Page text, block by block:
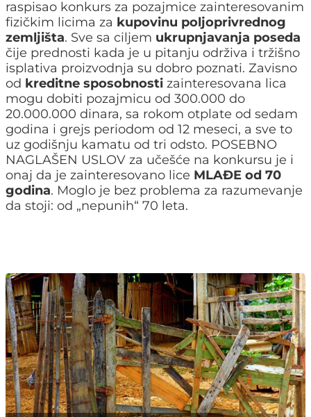
raspisao konkurs za pozajmice zainteresovanim
fizičkim licima za kupovinu poljoprivrednog
zemljišta. Sve sa ciljem ukrupnjavanja poseda
čije prednosti kada je u pitanju održiva i tržišno
isplativa proizvodnja su dobro poznati. Zavisno
od kreditne sposobnosti zainteresovana lica
mogu dobiti pozajmicu od 300.000 do
20.000.000 dinara, sa rokom otplate od sedam
godina i grejs periodom od 12 meseci, a sve to
uz godišnju kamatu od tri odsto. POSEBNO
NAGLAŠEN USLOV za učešće na konkursu je i
onaj da je zainteresovano lice MLAĐE od 70
godina. Moglo je bez problema za razumevanje
da stoji: od „nepunih“ 70 leta.